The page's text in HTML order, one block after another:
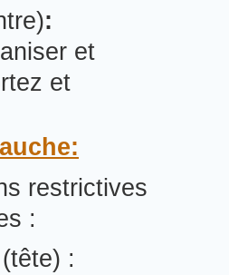
restrictives
:
(tête) :
:
et
et